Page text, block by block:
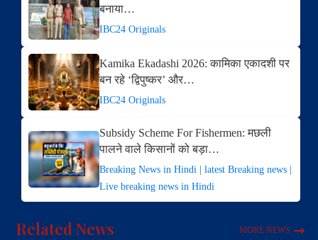
बनाया…
IBC24 Originals
Kamika Ekadashi 2026: कामिका एकादशी पर
बन रहे ‘द्विपुष्कर’ और…
IBC24 Originals
Subsidy Scheme For Fishermen: मछली
पालने वाले किसानों को बड़ा…
Breaking News in Hindi | latest Breaking news |
Live breaking news in Hindi
Related News MORE NEWS